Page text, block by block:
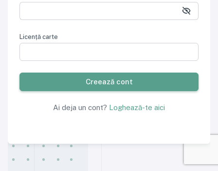
Licență carte
Creează cont
Ai deja un cont? Loghează-te aici